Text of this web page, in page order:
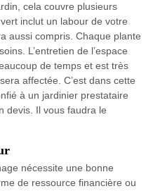
cela couvre plusieurs
inclut un labour de votre
aussi compris. Chaque plante
L’entretien de l’espace
de temps et est très
affectée. C’est dans cette
à un jardinier prestataire
devis. Il vous faudra le
nécessite une bonne
de ressource financière ou